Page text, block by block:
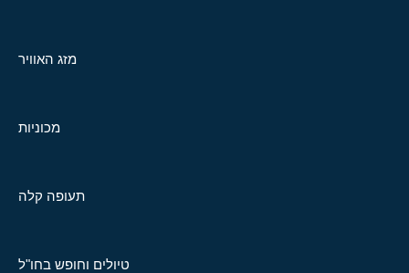
מזג האוויר
מכוניות
תעופה קלה
טיולים וחופש בחו"ל